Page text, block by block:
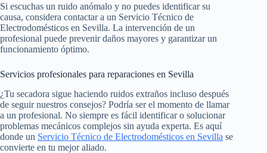
Si escuchas un ruido anómalo y no puedes identificar su
causa, considera contactar a un Servicio Técnico de
Electrodomésticos en Sevilla. La intervención de un
profesional puede prevenir daños mayores y garantizar un
funcionamiento óptimo.
Servicios profesionales para reparaciones en Sevilla
¿Tu secadora sigue haciendo ruidos extraños incluso después
de seguir nuestros consejos? Podría ser el momento de llamar
a un profesional. No siempre es fácil identificar o solucionar
problemas mecánicos complejos sin ayuda experta. Es aquí
donde un Servicio Técnico de Electrodomésticos en Sevilla se
convierte en tu mejor aliado.